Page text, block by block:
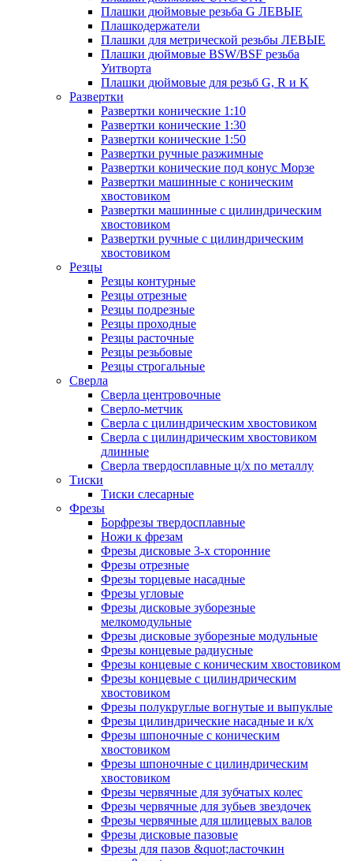
Плашки дюймовые резьба G ЛЕВЫЕ
Плашкодержатели
Плашки для метрической резьбы ЛЕВЫЕ
Плашки дюймовые BSW/BSF резьба
Уитворта
Плашки дюймовые для резьб G, R и K
Развертки
Развертки конические 1:10
Развертки конические 1:30
Развертки конические 1:50
Развертки ручные разжимные
Развертки конические под конус Морзе
Развертки машинные с коническим
хвостовиком
Развертки машинные с цилиндрическим
хвостовиком
Развертки ручные с цилиндрическим
хвостовиком
Резцы
Резцы контурные
Резцы отрезные
Резцы подрезные
Резцы проходные
Резцы расточные
Резцы резьбовые
Резцы строгальные
Сверла
Сверла центровочные
Сверло-метчик
Сверла с цилиндрическим хвостовиком
Сверла с цилиндрическим хвостовиком
длинные
Сверла твердосплавные ц/х по металлу
Тиски
Тиски слесарные
Фрезы
Борфрезы твердосплавные
Ножи к фрезам
Фрезы дисковые 3-х сторонние
Фрезы отрезные
Фрезы торцевые насадные
Фрезы угловые
Фрезы дисковые зуборезные
мелкомодульные
Фрезы дисковые зуборезные модульные
Фрезы концевые радиусные
Фрезы концевые с коническим хвостовиком
Фрезы концевые с цилиндрическим
хвостовиком
Фрезы полукруглые вогнутые и выпуклые
Фрезы цилиндрические насадные и к/х
Фрезы шпоночные с коническим
хвостовиком
Фрезы шпоночные с цилиндрическим
хвостовиком
Фрезы червячные для зубчатых колес
Фрезы червячные для зубьев звездочек
Фрезы червячные для шлицевых валов
Фрезы дисковые пазовые
Фрезы для пазов &quot;ласточкин